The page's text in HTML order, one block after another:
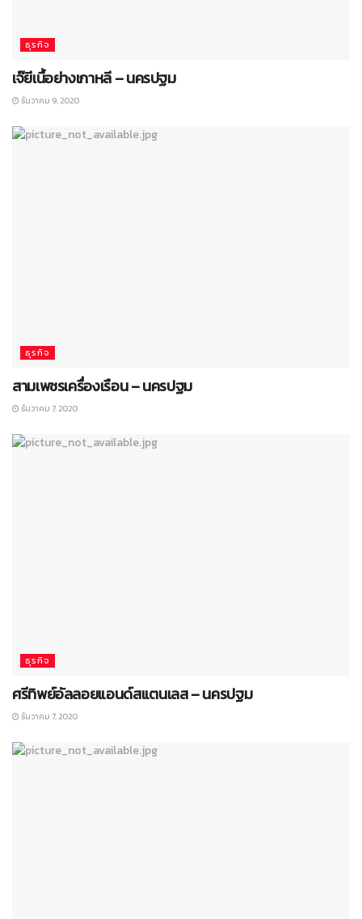
ธุรกิจ
เจ๊ยีเนื้อย่างเกาหลี – นครปฐม
ธันวาคม 9, 2020
ธุรกิจ
สามเพชรเครื่องเรือน – นครปฐม
ธันวาคม 7, 2020
ธุรกิจ
ศรีทิพย์อัลลอยแอนด์สแตนเลส – นครปฐม
ธันวาคม 7, 2020